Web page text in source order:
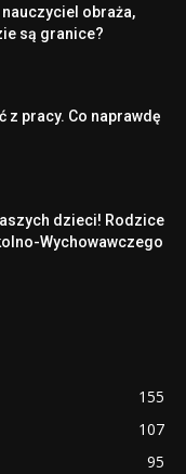
obraża,
są granice?
z pracy. Co naprawdę
dzieci! Rodzice
Wychowawczego
155
107
95